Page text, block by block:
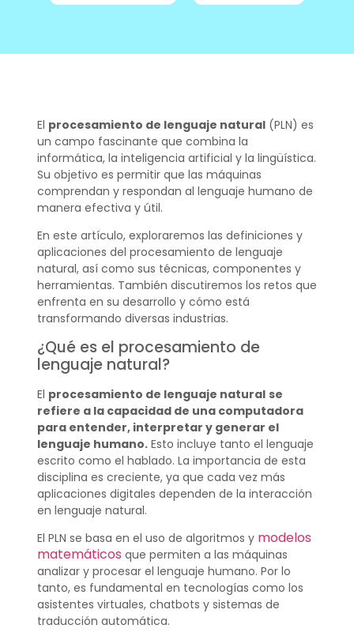
El procesamiento de lenguaje natural(PLN) es
un campo fascinante que combina la
informática, la inteligencia artificial y la lingüística.
Su objetivo es permitir que las máquinas
comprendan y respondan al lenguaje humano de
manera efectiva y útil.
En este artículo, exploraremos las definiciones y
aplicaciones del procesamiento de lenguaje
natural, así como sus técnicas, componentes y
herramientas. También discutiremos los retos que
enfrenta en su desarrollo y cómo está
transformando diversas industrias.
¿Qué es el procesamiento de
lenguaje natural?
El procesamiento de lenguaje natural se
refiere a la capacidad de una computadora
para entender, interpretar y generar el
lenguaje humano.Esto incluye tanto el lenguaje
escrito como el hablado. La importancia de esta
disciplina es creciente, ya que cada vez más
aplicaciones digitales dependen de la interacción
en lenguaje natural.
El PLN se basa en el uso de algoritmos y modelos
matemáticos que permiten a las máquinas
analizar y procesar el lenguaje humano. Por lo
tanto, es fundamental en tecnologías como los
asistentes virtuales, chatbots y sistemas de
traducción automática.